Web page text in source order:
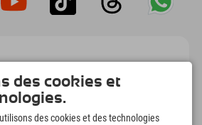
aperçu de vos
à faire, aperçu
encore.
!
des cookies et
des cookies et des technologies